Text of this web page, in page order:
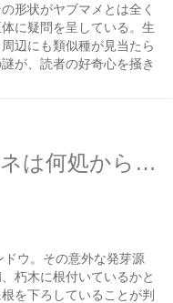
形状がヤブマメとは全く
に疑問を呈している。生
辺にも類似種が見当たら
が、読者の好奇心を掻き
カラスノエンドウのタネは何処からやってきた？
ウ。その意外な発芽源
朽木に根付いているかと
を下ろしていることが判